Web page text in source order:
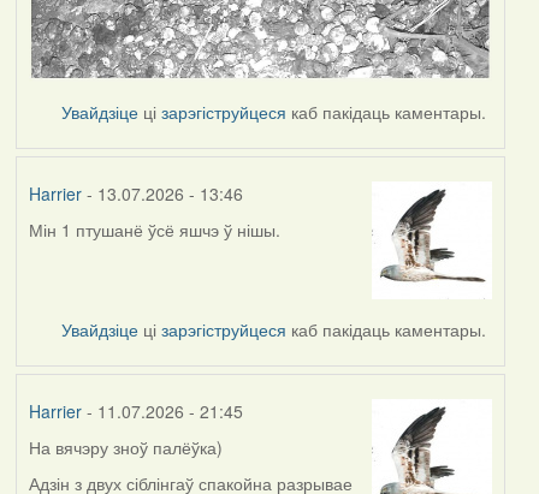
Увайдзіце цізарэгіструйцеся каб пакідаць каментары.
Harrier- 13.07.2026 - 13:46
Мін 1 птушанё ўсё яшчэ ў нішы.
Увайдзіце цізарэгіструйцеся каб пакідаць каментары.
Harrier- 11.07.2026 - 21:45
На вячэру зноў палёўка)
Адзін з двух сіблінгаў спакойна разрывае